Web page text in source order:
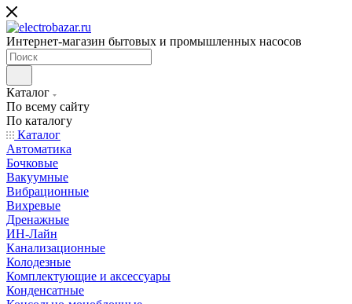
Интернет-магазин бытовых и промышленных насосов
Каталог
По всему сайту
По каталогу
Каталог
Автоматика
Бочковые
Вакуумные
Вибрационные
Вихревые
Дренажные
ИН-Лайн
Канализационные
Колодезные
Комплектующие и аксессуары
Конденсатные